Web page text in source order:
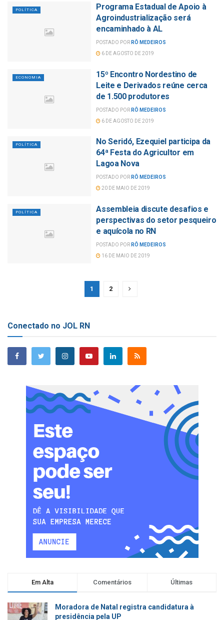
POLÍTICA
Programa Estadual de Apoio à
Agroindustrialização será
encaminhado à AL
POSTADO POR RÔ MEDEIROS
6 DE AGOSTO DE 2019
ECONOMIA
15º Encontro Nordestino de
Leite e Derivados reúne cerca
de 1.500 produtores
POSTADO POR RÔ MEDEIROS
6 DE AGOSTO DE 2019
POLÍTICA
No Seridó, Ezequiel participa da
64ª Festa do Agricultor em
Lagoa Nova
POSTADO POR RÔ MEDEIROS
20 DE MAIO DE 2019
POLÍTICA
Assembleia discute desafios e
perspectivas do setor pesqueiro
e aquícola no RN
POSTADO POR RÔ MEDEIROS
16 DE MAIO DE 2019
1 2
Conectado no JOL RN
Em Alta Comentários Últimas
Moradora de Natal registra candidatura à
presidência pela UP